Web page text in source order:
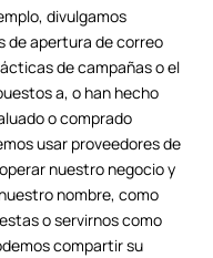
divulgamos
de apertura de correo
de campañas o el
a, o han hecho
o comprado
usar proveedores de
nuestro negocio y
nombre, como
o servirnos como
compartir su